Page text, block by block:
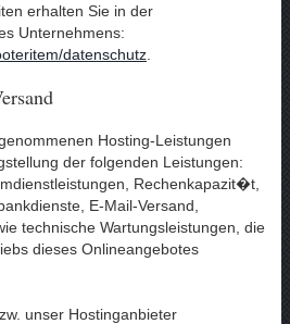
erhalten Sie in der
Unternehmens:
datenschutz
Hosting-Leistungen
der folgenden Leistungen:
Rechenkapazit�t,
E-Mail-Versand,
technische Wartungsleistungen, die
dieses Onlineangebotes
unser Hostinganbieter